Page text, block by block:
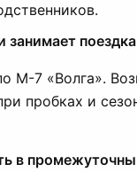
занимает
М-7 «Волга».
пробках и
в